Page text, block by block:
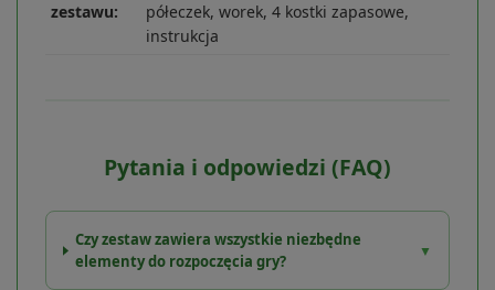
zestawu:
półeczek, worek, 4 kostki zapasowe,
instrukcja
Pytania i odpowiedzi (FAQ)
Czy zestaw zawiera wszystkie niezbędne
elementy do rozpoczęcia gry?
▼